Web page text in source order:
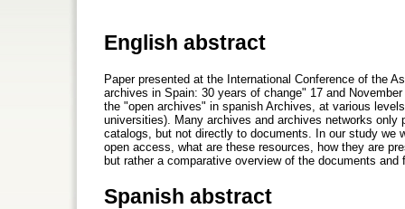
English abstract
Paper presented at the International Conference of the
archives in Spain: 30 years of change" 17 and
the "open archives" in spanish Archives, at various
universities). Many archives and archives networks
catalogs, but not directly to documents. In our study
open access, what are these resources, how they are
but rather a comparative overview of the documents
Spanish abstract